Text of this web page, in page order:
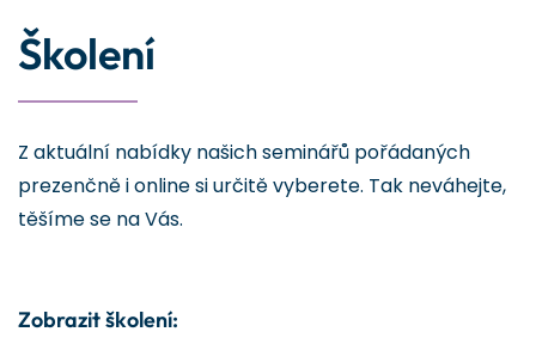
Školení
Z aktuální nabídky našich seminářů pořádaných
prezenčně i online si určitě vyberete. Tak neváhejte,
těšíme se na Vás.
Zobrazit školení: